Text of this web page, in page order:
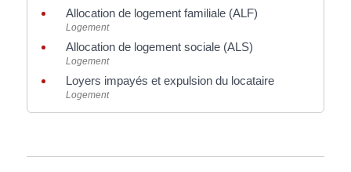
Allocation de logement familiale (ALF)
Logement
Allocation de logement sociale (ALS)
Logement
Loyers impayés et expulsion du locataire
Logement